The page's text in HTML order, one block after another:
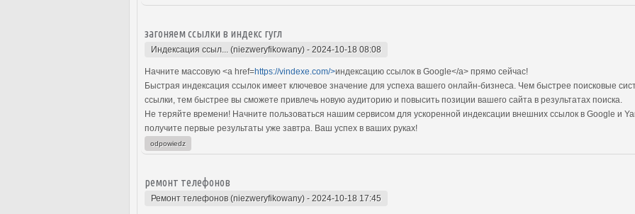
загоняем ссылки в индекс гугл
Индексация ссыл... (niezweryfikowany) - 2024-10-18 08:08
Начните массовую <a href=https://vindexe.com/>индексацию ссылок в Google</a> прямо cейчас!
Быстрая индексация ссылок имеет ключевое значение для успеха вашего онлайн-бизнеса. Чем быстрее поисковые
ссылки, тем быстрее вы сможете привлечь новую аудиторию и повысить позиции вашего сайта в результатах поиска.
Не теряйте времени! Начните пользоваться нашим сервисом для ускоренной индексации внешних ссылок в Google и
получите первые результаты уже завтра. Ваш успех в ваших руках!
odpowiedz
ремонт телефонов
Ремонт телефонов (niezweryfikowany) - 2024-10-18 17:45